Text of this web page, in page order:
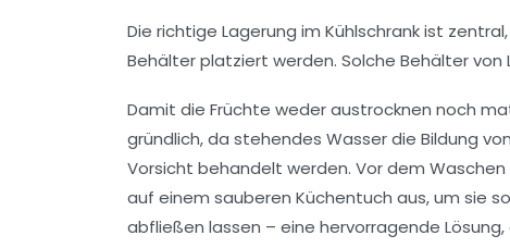
Die richtige Lagerung im Kühlschrank ist
Behälter platziert werden. Solche Behälter
Damit die Früchte weder austrocknen noch
gründlich, da stehendes Wasser die Bildung
Vorsicht behandelt werden. Vor dem
auf einem sauberen Küchentuch aus, um sie
abfließen lassen – eine hervorragende